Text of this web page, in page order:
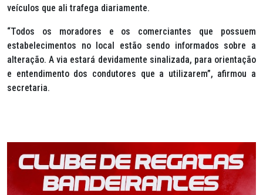
veículos que ali trafega diariamente.
“Todos os moradores e os comerciantes que possuem
estabelecimentos no local estão sendo informados sobre a
alteração. A via estará devidamente sinalizada, para orientação
e entendimento dos condutores que a utilizarem”, afirmou a
secretaria.